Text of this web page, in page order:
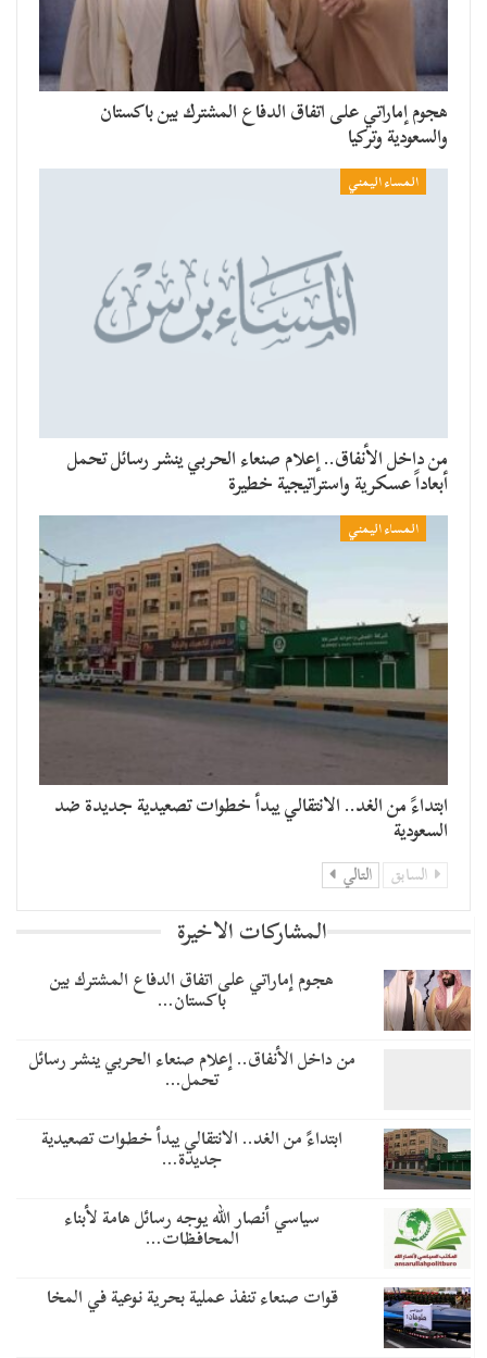
هجوم إماراتي على اتفاق الدفاع المشترك بين باكستان
والسعودية وتركيا
المساء اليمني
من داخل الأنفاق.. إعلام صنعاء الحربي ينشر رسائل تحمل
أبعاداً عسكرية واستراتيجية خطيرة
المساء اليمني
​ابتداءً من الغد.. الانتقالي يبدأ خطوات تصعيدية جديدة ضد
السعودية
السابق التالي
المشاركات الاخيرة
هجوم إماراتي على اتفاق الدفاع المشترك بين
باكستان…
من داخل الأنفاق.. إعلام صنعاء الحربي ينشر رسائل
تحمل…
​ابتداءً من الغد.. الانتقالي يبدأ خطوات تصعيدية
جديدة…
سياسي أنصار الله يوجه رسائل هامة لأبناء
المحافظات…
قوات صنعاء تنفذ عملية بحرية نوعية في المخا